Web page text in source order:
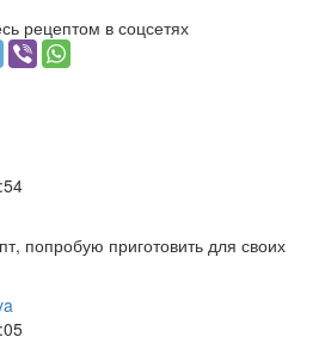
рецептом в соцсетях
попробую приготовить для своих